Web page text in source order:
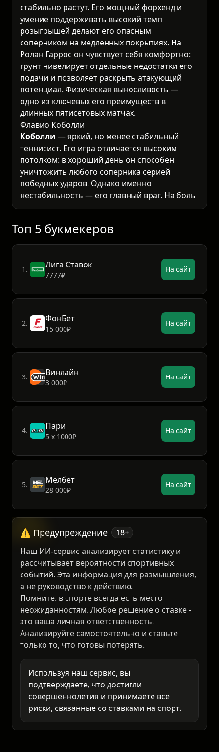
стабильно растут. Его мощный форхенд и
умение поддерживать высокий темп
розыгрышей делают его опасным
соперником на медленных покрытиях. На
Ролан Гаррос он чувствует себя комфортно:
грунт нивелирует отдельные недостатки его
подачи и позволяет раскрыть атакующий
потенциал. Физическая выносливость —
одно из ключевых его преимуществ в
длинных пятисетовых матчах.
Флавио Коболли
Коболли — яркий, но менее стабильный
теннисист. Его игра отличается высоким
потолком: в хороший день он способен
уничтожить любого соперника серией
победных ударов. Однако именно
нестабильность — его главный враг. На
больших стадионах Парижа давление
Топ 5 букмекеров
1.
7777₽
На сайт
2.
15 000₽
На сайт
3.
3 000₽
На сайт
4.
5 х 1000₽
На сайт
5. На сайт
⚠️ Предупреждение
18+
Наш ИИ-сервис анализирует статистику и
рассчитывает вероятности спортивных
событий. Эта информация для размышления,
а не руководство к действию.
Помните: в спорте всегда есть место
неожиданностям. Любое решение о ставке -
это ваша личная ответственность.
Анализируйте самостоятельно и ставьте
только то, что готовы потерять.
Используя наш сервис, вы
подтверждаете, что достигли
совершеннолетия и принимаете все
риски, связанные со ставками на спорт.